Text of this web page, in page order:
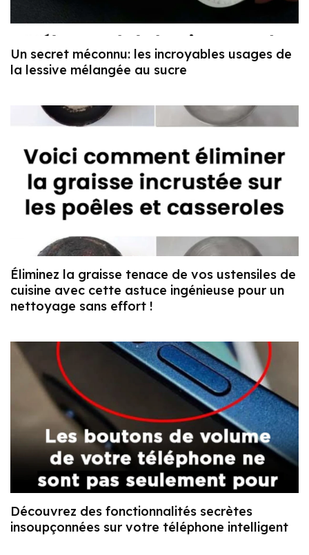
Un secret méconnu: les incroyables usages de
la lessive mélangée au sucre
Éliminez la graisse tenace de vos ustensiles de
cuisine avec cette astuce ingénieuse pour un
nettoyage sans effort !
Découvrez des fonctionnalités secrètes
insoupçonnées sur votre téléphone intelligent